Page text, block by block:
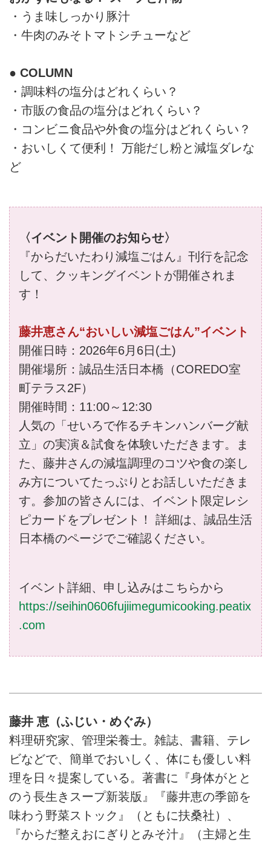
・うま味しっかり豚汁
・牛肉のみそトマトシチューなど
● COLUMN
・調味料の塩分はどれくらい？
・市販の食品の塩分はどれくらい？
・コンビニ食品や外食の塩分はどれくらい？
・おいしくて便利！ 万能だし粉と減塩ダレな
ど
〈イベント開催のお知らせ〉
『からだいたわり減塩ごはん』刊行を記念
して、クッキングイベントが開催されま
す！
藤井恵さん“おいしい減塩ごはん”イベント
開催日時：2026年6月6日(土)
開催場所：誠品生活日本橋（COREDO室
町テラス2F）
開催時間：11:00～12:30
人気の「せいろで作るチキンハンバーグ献
立」の実演＆試食を体験いただきます。ま
た、藤井さんの減塩調理のコツや食の楽し
み方についてたっぷりとお話しいただきま
す。参加の皆さんには、イベント限定レシ
ピカードをプレゼント！ 詳細は、誠品生活
日本橋のページでご確認ください。
イベント詳細、申し込みはこちらから
https://seihin0606fujiimegumicooking.peatix
.com
藤井 恵（ふじい・めぐみ）
料理研究家、管理栄養士。雑誌、書籍、テレ
ビなどで、簡単でおいしく、体にも優しい料
理を日々提案している。著書に『身体がとと
のう長生きスープ新装版』『藤井恵の季節を
味わう野菜ストック』（ともに扶桑社）、
『からだ整えおにぎりとみそ汁』（主婦と生